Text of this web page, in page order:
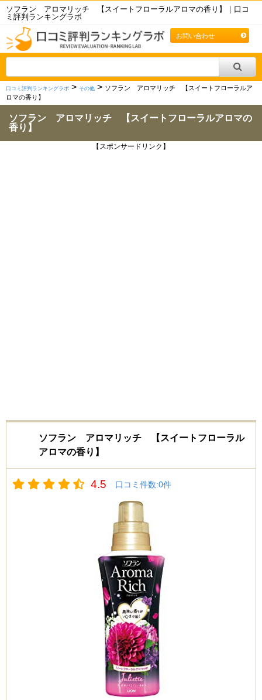
ソフラン アロマリッチ 【スイートフローラルアロマの香り】｜口コ
ミ評判ランキングラボ
お問い合わせ
口コミ評判ランキングラボ > その他 > ソフラン アロマリッチ 【スイートフローラルア
ロマの香り】
ソフラン アロマリッチ 【スイートフローラルアロマの
香り】
【スポンサードリンク】
ソフラン アロマリッチ 【スイートフローラル
アロマの香り】
4.5 口コミ件数:0件